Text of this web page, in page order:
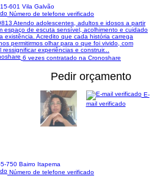
601 Vila Galvão
Número de telefone verificado
Atendo adolescentes, adultos e idosos a partir
espaço de escuta sensível, acolhimento e cuidado
existência. Acredito que cada história carrega
permitirmos olhar para o que foi vivido, com
experiências e construir...
6 vezes contratado na Cronoshare
Pedir orçamento
750 Bairro Itapema
E-
mail verificado
Número de telefone verificado